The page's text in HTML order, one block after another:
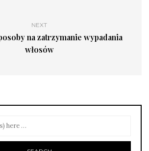
NEXT
na zatrzymanie wypadania
włosów